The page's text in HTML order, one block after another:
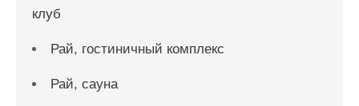
клуб
Рай, гостиничный комплекс
Рай, сауна